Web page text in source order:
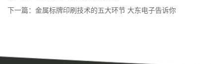
下一篇：金属标牌印刷技术的五大环节 大东电子告诉你